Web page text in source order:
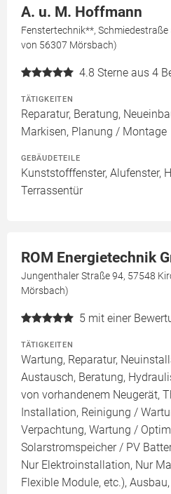
A. u. M. Hoffmann
Fenstertechnik**,
von 56307 Mörsbach)
4.8 Sterne aus 4
TÄTIGKEITEN
Reparatur, Beratung,
Markisen, Planung / Montage
GEBÄUDETEILE
Kunststofffenster, Alufenster,
Terrassentür
ROM Energietechnik
Jungenthaler Straße 94, 57548
Mörsbach)
5 mit einer
TÄTIGKEITEN
Wartung, Reparatur,
Austausch, Beratung,
von vorhandenem Neugerät,
Installation, Reinigung /
Verpachtung, Wartung /
Solarstromspeicher / PV
Nur Elektroinstallation, Nur
Flexible Module, etc.),